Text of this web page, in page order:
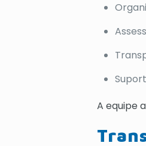
A equipe